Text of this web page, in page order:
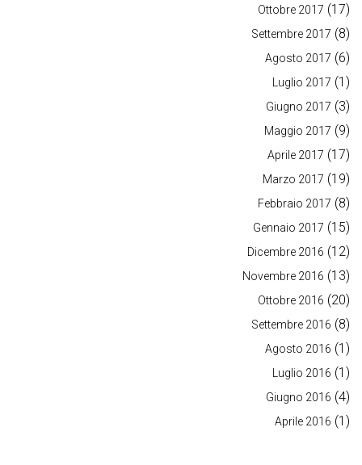
Ottobre 2017 (17)
Settembre 2017 (8)
Agosto 2017 (6)
Luglio 2017 (1)
Giugno 2017 (3)
Maggio 2017 (9)
Aprile 2017 (17)
Marzo 2017 (19)
Febbraio 2017 (8)
Gennaio 2017 (15)
Dicembre 2016 (12)
Novembre 2016 (13)
Ottobre 2016 (20)
Settembre 2016 (8)
Agosto 2016 (1)
Luglio 2016 (1)
Giugno 2016 (4)
Aprile 2016 (1)